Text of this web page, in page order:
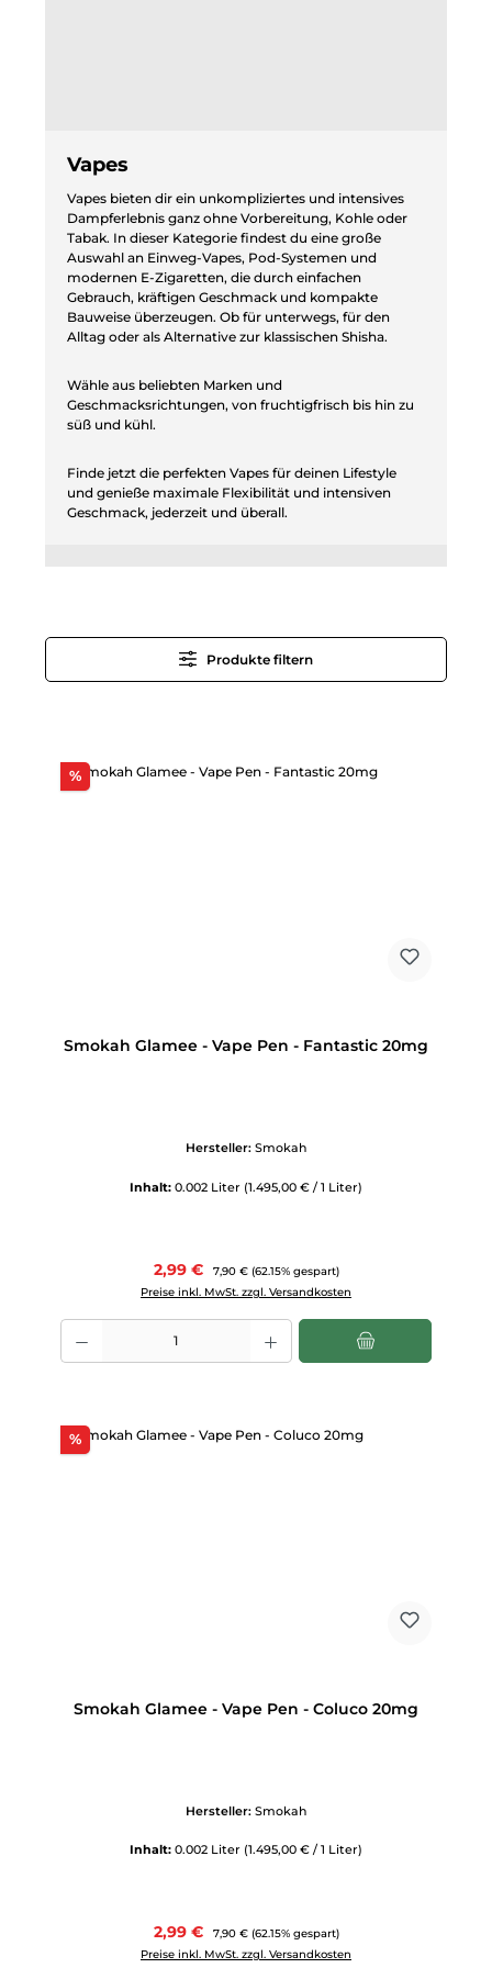
Vapes
Vapes bieten dir ein unkompliziertes und intensives
Dampferlebnis ganz ohne Vorbereitung, Kohle oder
Tabak. In dieser Kategorie findest du eine große
Auswahl an Einweg-Vapes, Pod-Systemen und
modernen E-Zigaretten, die durch einfachen
Gebrauch, kräftigen Geschmack und kompakte
Bauweise überzeugen. Ob für unterwegs, für den
Alltag oder als Alternative zur klassischen Shisha.
Wähle aus beliebten Marken und
Geschmacksrichtungen, von fruchtigfrisch bis hin zu
süß und kühl.
Finde jetzt die perfekten Vapes für deinen Lifestyle
und genieße maximale Flexibilität und intensiven
Geschmack, jederzeit und überall.
Produkte filtern
%Rabatt
Smokah Glamee - Vape Pen - Fantastic 20mg
Hersteller: Smokah
Inhalt: 0.002 Liter (1.495,00 € / 1 Liter)
Verkaufspreis:
2,99 € Regulärer Preis:
7,90 € (62.15% gespart)
Preise inkl. MwSt. zzgl. Versandkosten
Produkt Anzahl: Gib den gewünschten Wert ein oder benutze die
%Rabatt
Smokah Glamee - Vape Pen - Coluco 20mg
Hersteller: Smokah
Inhalt: 0.002 Liter (1.495,00 € / 1 Liter)
Verkaufspreis:
2,99 € Regulärer Preis:
7,90 € (62.15% gespart)
Preise inkl. MwSt. zzgl. Versandkosten